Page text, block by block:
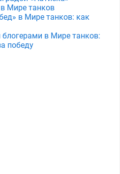
Мире танков
в Мире танков: как
в Мире танков:
победу